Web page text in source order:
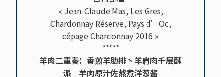
« Jean-Claude Mas, Les Gres,
Chardonnay Réserve, Pays d’Oc,
cépage Chardonnay 2016 »
*****
羊肉二重奏：香煎羊肋排丶羊肩肉千层酥
派 羊肉原汁佐熬煮洋葱酱